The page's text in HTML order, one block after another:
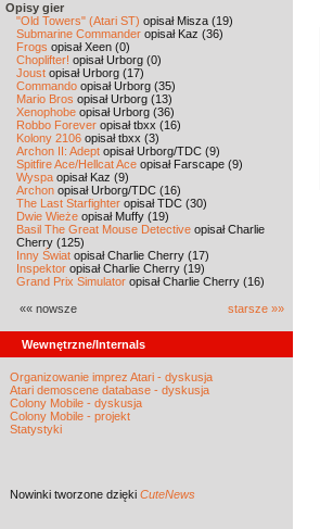
Opisy gier
"Old Towers" (Atari ST) opisał Misza (19)
Submarine Commander opisał Kaz (36)
Frogs opisał Xeen (0)
Choplifter! opisał Urborg (0)
Joust opisał Urborg (17)
Commando opisał Urborg (35)
Mario Bros opisał Urborg (13)
Xenophobe opisał Urborg (36)
Robbo Forever opisał tbxx (16)
Kolony 2106 opisał tbxx (3)
Archon II: Adept opisał Urborg/TDC (9)
Spitfire Ace/Hellcat Ace opisał Farscape (9)
Wyspa opisał Kaz (9)
Archon opisał Urborg/TDC (16)
The Last Starfighter opisał TDC (30)
Dwie Wieże opisał Muffy (19)
Basil The Great Mouse Detective opisał Charlie
Cherry (125)
Inny Świat opisał Charlie Cherry (17)
Inspektor opisał Charlie Cherry (19)
Grand Prix Simulator opisał Charlie Cherry (16)
«« nowsze starsze »»
Wewnętrzne/Internals
Organizowanie imprez Atari - dyskusja
Atari demoscene database - dyskusja
Colony Mobile - dyskusja
Colony Mobile - projekt
Statystyki
Nowinki tworzone dzięki CuteNews